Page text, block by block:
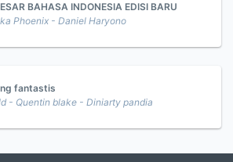
BAHASA INDONESIA EDISI BARU
Phoenix - Daniel Haryono
fantastis
- Quentin blake - Diniarty pandia